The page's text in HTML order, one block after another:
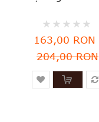
Rating:
0%
163,00 RON
204,00 RON